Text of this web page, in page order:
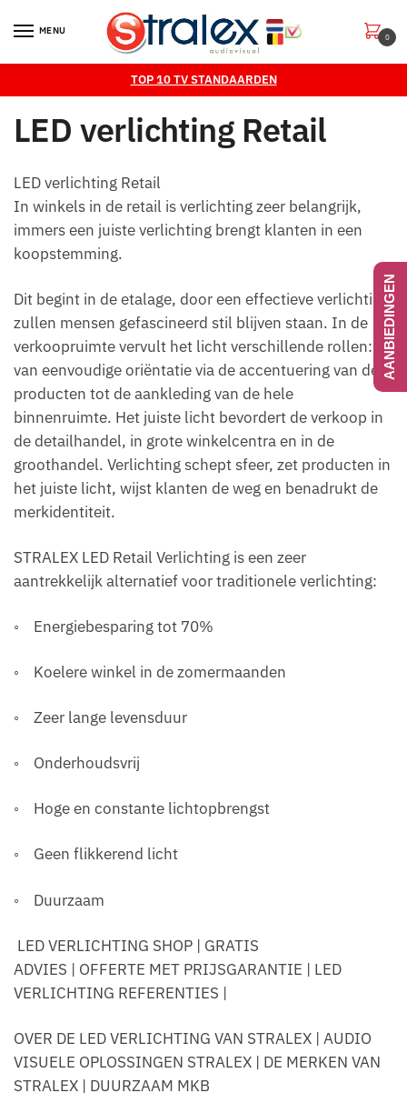
MENU
0
TOP 10 TV STANDAARDEN
LED verlichting Retail
LED verlichting Retail
In winkels in de retail is verlichting zeer belangrijk,
immers een juiste verlichting brengt klanten in een
koopstemming.
Dit begint in de etalage, door een effectieve verlichting
zullen mensen gefascineerd stil blijven staan. In de
verkoopruimte vervult het licht verschillende rollen:
van eenvoudige oriëntatie via de accentuering van de
producten tot de aankleding van de hele
binnenruimte. Het juiste licht bevordert de verkoop in
de detailhandel, in grote winkelcentra en in de
groothandel. Verlichting schept sfeer, zet producten in
het juiste licht, wijst klanten de weg en benadrukt de
merkidentiteit.
STRALEX LED Retail Verlichting is een zeer
aantrekkelijk alternatief voor traditionele verlichting:
◦ Energiebesparing tot 70%
◦ Koelere winkel in de zomermaanden
◦ Zeer lange levensduur
◦ Onderhoudsvrij
◦ Hoge en constante lichtopbrengst
◦ Geen flikkerend licht
◦ Duurzaam
LED VERLICHTING SHOP | GRATIS
ADVIES | OFFERTE MET PRIJSGARANTIE | LED
VERLICHTING REFERENTIES |
OVER DE LED VERLICHTING VAN STRALEX | AUDIO
VISUELE OPLOSSINGEN STRALEX | DE MERKEN VAN
STRALEX | DUURZAAM MKB
AANBIEDINGEN